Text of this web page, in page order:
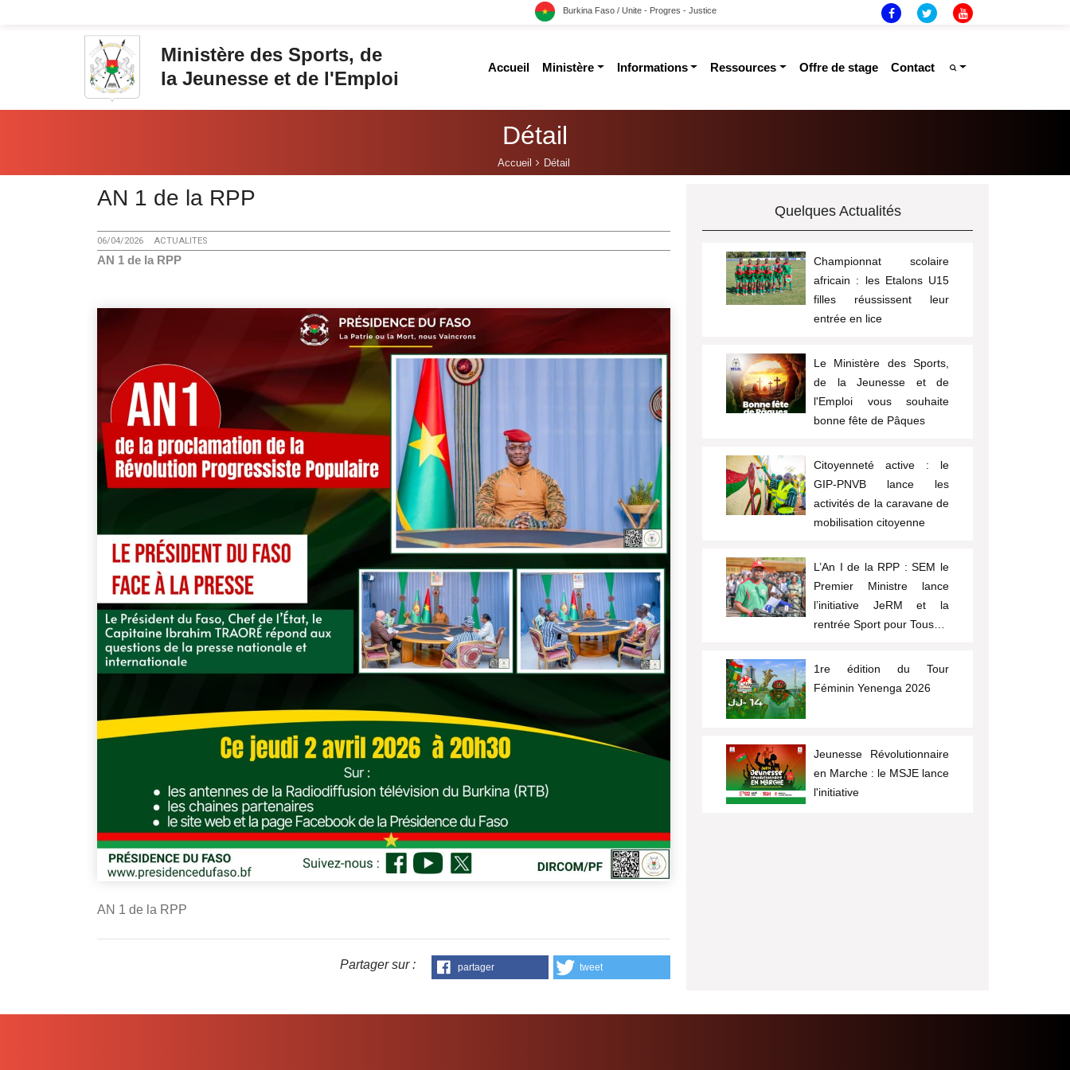
Burkina Faso / Unite - Progres - Justice
Ministère des Sports, de
la Jeunesse et de l'Emploi
accueil ministère informations ressources offre de stage contact
Détail
Accueil Détail
AN 1 de la RPP
06/04/2026 ACTUALITES
AN 1 de la RPP
AN 1 de la RPP
Partager sur : partager tweet
Quelques Actualités
Championnat scolaire
africain : les Etalons U15
filles réussissent leur
entrée en lice
Le Ministère des Sports,
de la Jeunesse et de
l'Emploi vous souhaite
bonne fête de Pâques
Citoyenneté active : le
GIP-PNVB lance les
activités de la caravane de
mobilisation citoyenne
L’An I de la RPP : SEM le
Premier Ministre lance
l’initiative JeRM et la
rentrée Sport pour Tous…
1re édition du Tour
Féminin Yenenga 2026
Jeunesse Révolutionnaire
en Marche : le MSJE lance
l'initiative